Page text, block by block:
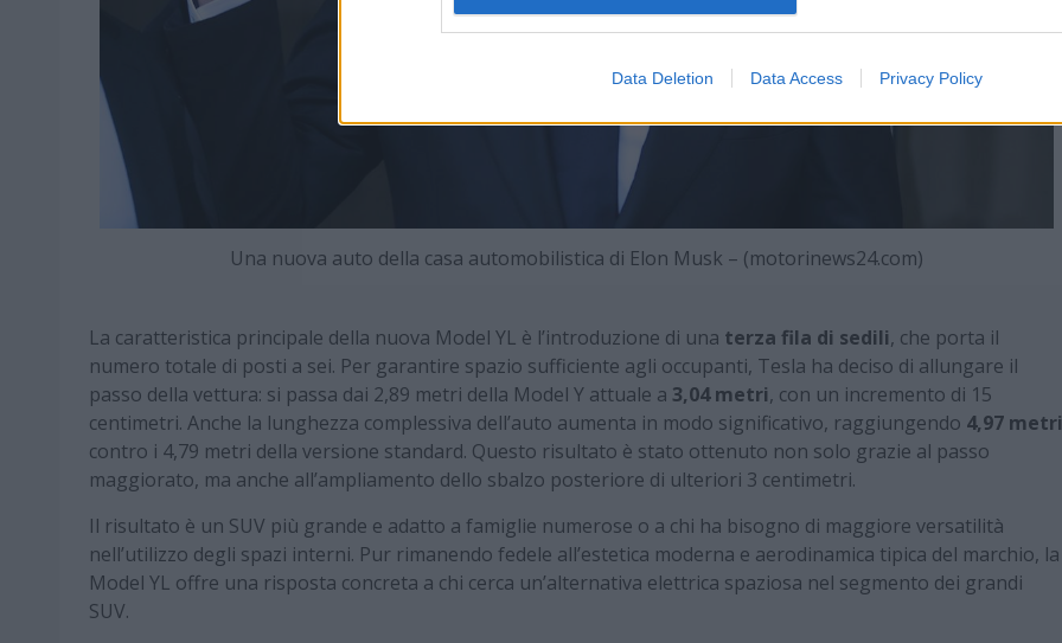
Data Deletion Data Access Privacy Policy
Una nuova auto della casa automobilistica di Elon Musk – (motorinews24.com)
La caratteristica principale della nuova Model YL è l’introduzione di una terza fila di sedili, che porta il
numero totale di posti a sei. Per garantire spazio sufficiente agli occupanti, Tesla ha deciso di allungare il
passo della vettura: si passa dai 2,89 metri della Model Y attuale a 3,04 metri, con un incremento di 15
centimetri. Anche la lunghezza complessiva dell’auto aumenta in modo significativo, raggiungendo 4,97 metri
contro i 4,79 metri della versione standard. Questo risultato è stato ottenuto non solo grazie al passo
maggiorato, ma anche all’ampliamento dello sbalzo posteriore di ulteriori 3 centimetri.
Il risultato è un SUV più grande e adatto a famiglie numerose o a chi ha bisogno di maggiore versatilità
nell’utilizzo degli spazi interni. Pur rimanendo fedele all’estetica moderna e aerodinamica tipica del marchio, la
Model YL offre una risposta concreta a chi cerca un’alternativa elettrica spaziosa nel segmento dei grandi
SUV.